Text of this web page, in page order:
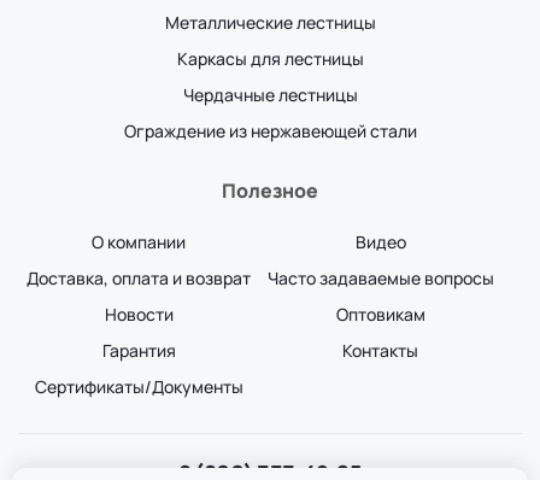
Металлические лестницы
Каркасы для лестницы
Чердачные лестницы
Ограждение из нержавеющей стали
Полезное
О компании
Доставка, оплата и возврат
Новости
Гарантия
Сертификаты/Документы
Видео
Часто задаваемые вопросы
Оптовикам
Контакты
8 (800) 333-49-25